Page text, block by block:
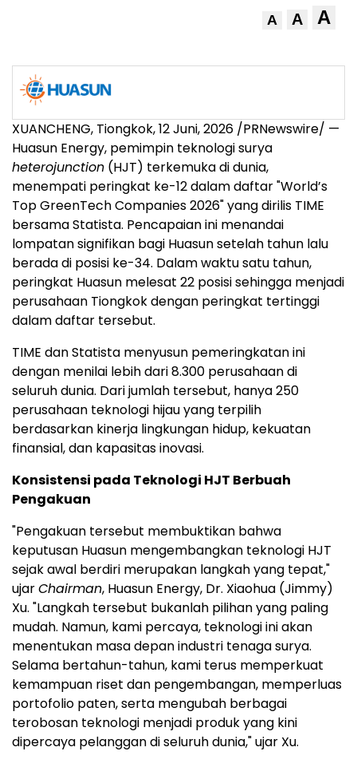
A A A
XUANCHENG, Tiongkok,12 Juni, 2026 /PRNewswire/ —
Huasun Energy, pemimpin teknologi surya
heterojunction (HJT) terkemuka di dunia,
menempati peringkat ke-12 dalam daftar "World’s
Top GreenTech Companies 2026" yang dirilis TIME
bersama Statista. Pencapaian ini menandai
lompatan signifikan bagi Huasun setelah tahun lalu
berada di posisi ke-34. Dalam waktu satu tahun,
peringkat Huasun melesat 22 posisi sehingga menjadi
perusahaan Tiongkok dengan peringkat tertinggi
dalam daftar tersebut.
TIME dan Statista menyusun pemeringkatan ini
dengan menilai lebih dari 8.300 perusahaan di
seluruh dunia. Dari jumlah tersebut, hanya 250
perusahaan teknologi hijau yang terpilih
berdasarkan kinerja lingkungan hidup, kekuatan
finansial, dan kapasitas inovasi.
Konsistensi pada Teknologi HJT Berbuah
Pengakuan
"Pengakuan tersebut membuktikan bahwa
keputusan Huasun mengembangkan teknologi HJT
sejak awal berdiri merupakan langkah yang tepat,"
ujarChairman, Huasun Energy, Dr. Xiaohua (Jimmy)
Xu. "Langkah tersebut bukanlah pilihan yang paling
mudah. Namun, kami percaya, teknologi ini akan
menentukan masa depan industri tenaga surya.
Selama bertahun-tahun, kami terus memperkuat
kemampuan riset dan pengembangan, memperluas
portofolio paten, serta mengubah berbagai
terobosan teknologi menjadi produk yang kini
dipercaya pelanggan di seluruh dunia," ujar Xu.